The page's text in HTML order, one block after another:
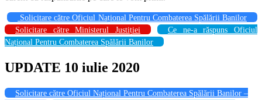
Solicitare către Oficiul Național Pentru Combaterea Spălării Banilor
Solicitare către Ministerul Justiției
Ce ne-a răspuns Oficiul
Național Pentru Combaterea Spălării Banilor
UPDATE 10 iulie 2020
Solicitare către Oficiul Național Pentru Combaterea Spălării Banilor –